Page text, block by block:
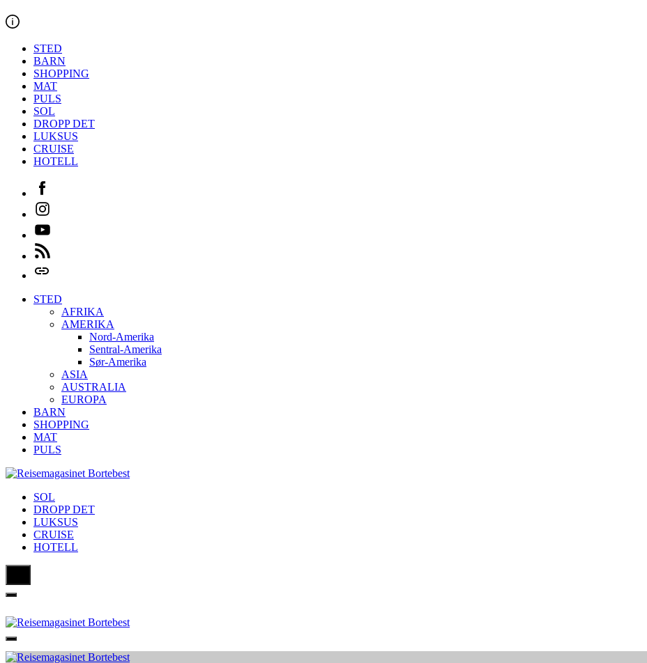
til
STED
BARN
SHOPPING
MAT
PULS
SOL
DROPP DET
LUKSUS
CRUISE
HOTELL
Facebook
Instagram
Youtube
Feed
Login
STED
AFRIKA
AMERIKA
Nord-Amerika
Sentral-Amerika
Sør-Amerika
ASIA
AUSTRALIA
EUROPA
BARN
SHOPPING
MAT
PULS
SOL
DROPP DET
LUKSUS
CRUISE
HOTELL